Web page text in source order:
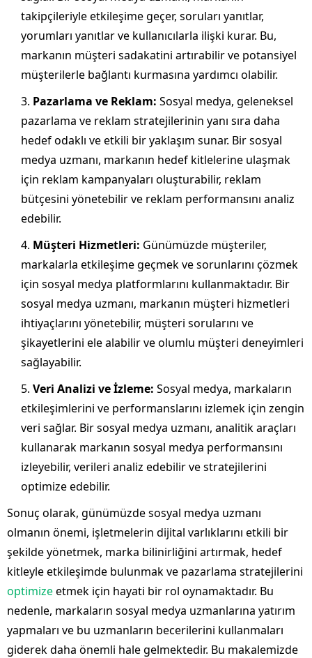
takipçileriyle etkileşime geçer, soruları yanıtlar,
yorumları yanıtlar ve kullanıcılarla ilişki kurar. Bu,
markanın müşteri sadakatini artırabilir ve potansiyel
müşterilerle bağlantı kurmasına yardımcı olabilir.
Pazarlama ve Reklam: Sosyal medya, geleneksel
pazarlama ve reklam stratejilerinin yanı sıra daha
hedef odaklı ve etkili bir yaklaşım sunar. Bir sosyal
medya uzmanı, markanın hedef kitlelerine ulaşmak
için reklam kampanyaları oluşturabilir, reklam
bütçesini yönetebilir ve reklam performansını analiz
edebilir.
Müşteri Hizmetleri: Günümüzde müşteriler,
markalarla etkileşime geçmek ve sorunlarını çözmek
için sosyal medya platformlarını kullanmaktadır. Bir
sosyal medya uzmanı, markanın müşteri hizmetleri
ihtiyaçlarını yönetebilir, müşteri sorularını ve
şikayetlerini ele alabilir ve olumlu müşteri deneyimleri
sağlayabilir.
Veri Analizi ve İzleme: Sosyal medya, markaların
etkileşimlerini ve performanslarını izlemek için zengin
veri sağlar. Bir sosyal medya uzmanı, analitik araçları
kullanarak markanın sosyal medya performansını
izleyebilir, verileri analiz edebilir ve stratejilerini
optimize edebilir.
Sonuç olarak, günümüzde sosyal medya uzmanı
olmanın önemi, işletmelerin dijital varlıklarını etkili bir
şekilde yönetmek, marka bilinirliğini artırmak, hedef
kitleyle etkileşimde bulunmak ve pazarlama stratejilerini
optimizeetmek için hayati bir rol oynamaktadır. Bu
nedenle, markaların sosyal medya uzmanlarına yatırım
yapmaları ve bu uzmanların becerilerini kullanmaları
giderek daha önemli hale gelmektedir. Bu makalemizde